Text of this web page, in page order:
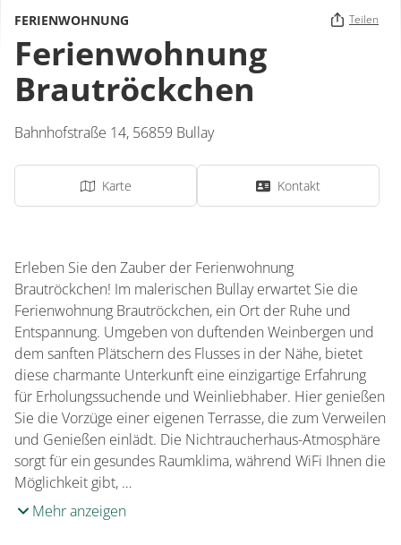
FERIENWOHNUNG Teilen
Ferienwohnung
Brautröckchen
Bahnhofstraße 14, 56859 Bullay
Karte Kontakt
Erleben Sie den Zauber der Ferienwohnung
Brautröckchen! Im malerischen Bullay erwartet Sie die
Ferienwohnung Brautröckchen, ein Ort der Ruhe und
Entspannung. Umgeben von duftenden Weinbergen und
dem sanften Plätschern des Flusses in der Nähe, bietet
diese charmante Unterkunft eine einzigartige Erfahrung
für Erholungssuchende und Weinliebhaber. Hier genießen
Sie die Vorzüge einer eigenen Terrasse, die zum Verweilen
und Genießen einlädt. Die Nichtraucherhaus-Atmosphäre
sorgt für ein gesundes Raumklima, während WiFi Ihnen die
Möglichkeit gibt, …
Mehr anzeigen